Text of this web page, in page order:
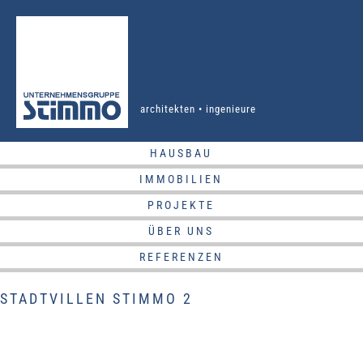
architekten • ingenieure
HAUSBAU
IMMOBILIEN
PROJEKTE
ÜBER UNS
REFERENZEN
STADTVILLEN STIMMO 2